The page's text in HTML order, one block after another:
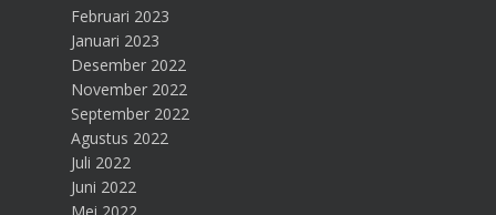
Februari 2023
Januari 2023
Desember 2022
November 2022
September 2022
Agustus 2022
Juli 2022
Juni 2022